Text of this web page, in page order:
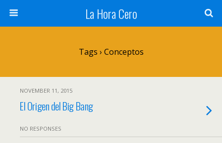
La Hora Cero
Tags › Conceptos
NOVEMBER 11, 2015
El Origen del Big Bang
NO RESPONSES